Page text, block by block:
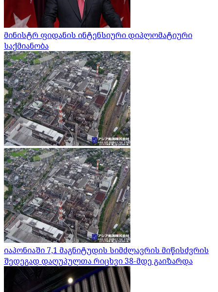
მინისტრ ფიდანის ინტენსიური დიპლომატიური
საქმიანობა
იაპონიაში 7,1 მაგნიტუდის სიმძლავრის მიწისძვრის
შედეგად დაღუპულთა რიცხვი 38-მდე გაიზარდა